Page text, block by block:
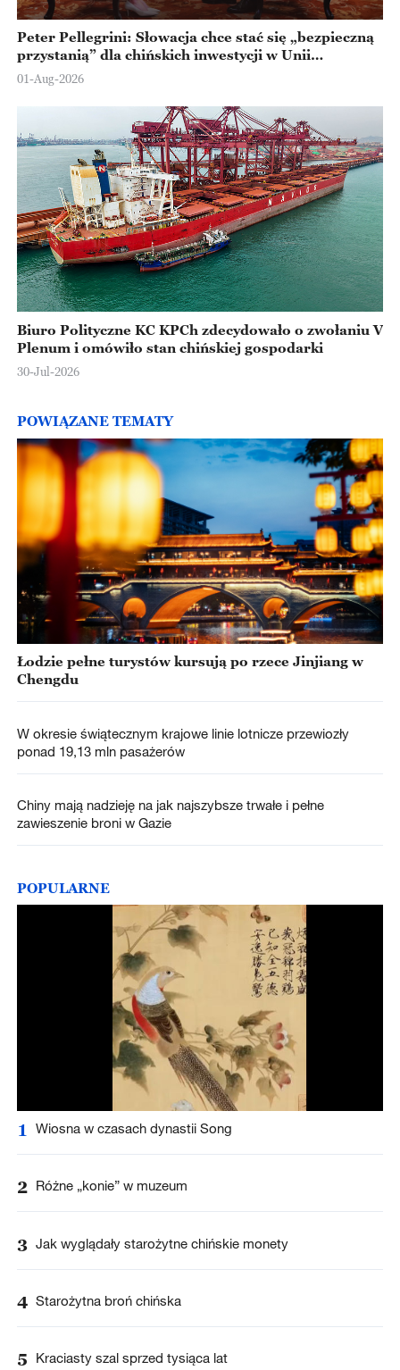
Peter Pellegrini: Słowacja chce stać się „bezpieczną
przystanią” dla chińskich inwestycji w Unii
Europejskiej
01-Aug-2026
Biuro Polityczne KC KPCh zdecydowało o zwołaniu V
Plenum i omówiło stan chińskiej gospodarki
30-Jul-2026
POWIĄZANE TEMATY
Łodzie pełne turystów kursują po rzece Jinjiang w
Chengdu
W okresie świątecznym krajowe linie lotnicze przewiozły
ponad 19,13 mln pasażerów
Chiny mają nadzieję na jak najszybsze trwałe i pełne
zawieszenie broni w Gazie
POPULARNE
1 Wiosna w czasach dynastii Song
2 Różne „konie” w muzeum
3 Jak wyglądały starożytne chińskie monety
4 Starożytna broń chińska
5 Kraciasty szal sprzed tysiąca lat